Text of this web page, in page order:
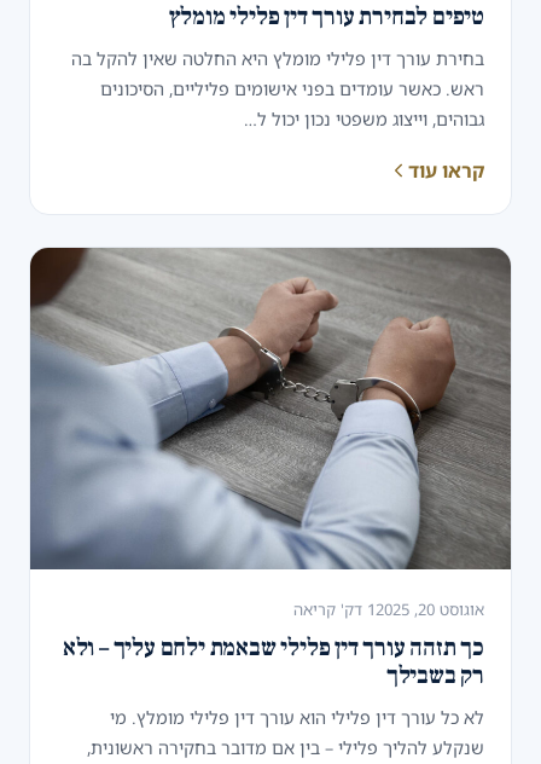
טיפים לבחירת עורך דין פלילי מומלץ
בחירת עורך דין פלילי מומלץ היא החלטה שאין להקל בה
ראש. כאשר עומדים בפני אישומים פליליים, הסיכונים
גבוהים, וייצוג משפטי נכון יכול ל…
קראו עוד
אוגוסט 20, 2025 1 דק' קריאה
כך תזהה עורך דין פלילי שבאמת ילחם עליך – ולא
רק בשבילך
לא כל עורך דין פלילי הוא עורך דין פלילי מומלץ. מי
שנקלע להליך פלילי – בין אם מדובר בחקירה ראשונית,